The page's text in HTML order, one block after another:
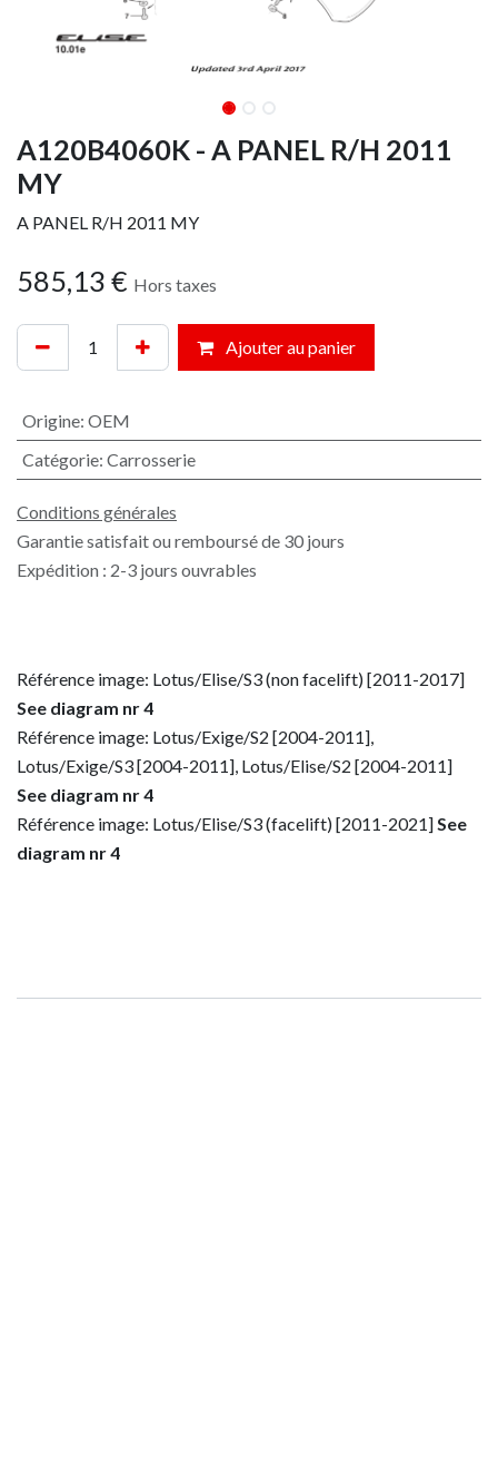
A120B4060K - A PANEL R/H 2011
MY
A PANEL R/H 2011 MY
585,13 € Hors taxes
Ajouter au panier
Origine: OEM
Catégorie: Carrosserie
Conditions générales
Garantie satisfait ou remboursé de 30 jours
Expédition : 2-3 jours ouvrables
Référence image: Lotus/Elise/S3 (non facelift) [2011-2017]
See diagram nr 4
Référence image: Lotus/Exige/S2 [2004-2011],
Lotus/Exige/S3 [2004-2011], Lotus/Elise/S2 [2004-2011]
See diagram nr 4
Référence image: Lotus/Elise/S3 (facelift) [2011-2021]See
diagram nr 4